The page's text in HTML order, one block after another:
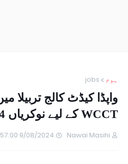
ہوم jobs
WCCT کے لیے نوکریاں 2024
Nawai Masihi
9/08/2024 09:57:00 AM